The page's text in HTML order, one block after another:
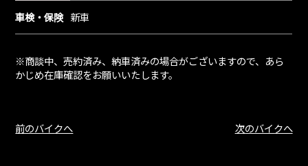
車検・保険 新車
※商談中、売約済み、納車済みの場合がございますので、あら
かじめ在庫確認をお願いいたします。
前のバイクへ 次のバイクへ